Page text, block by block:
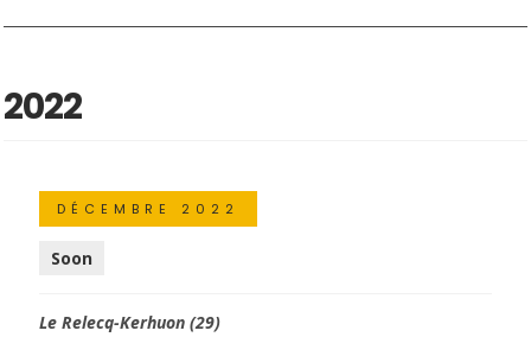
2022
DÉCEMBRE 2022
Soon
Le Relecq-Kerhuon (29)